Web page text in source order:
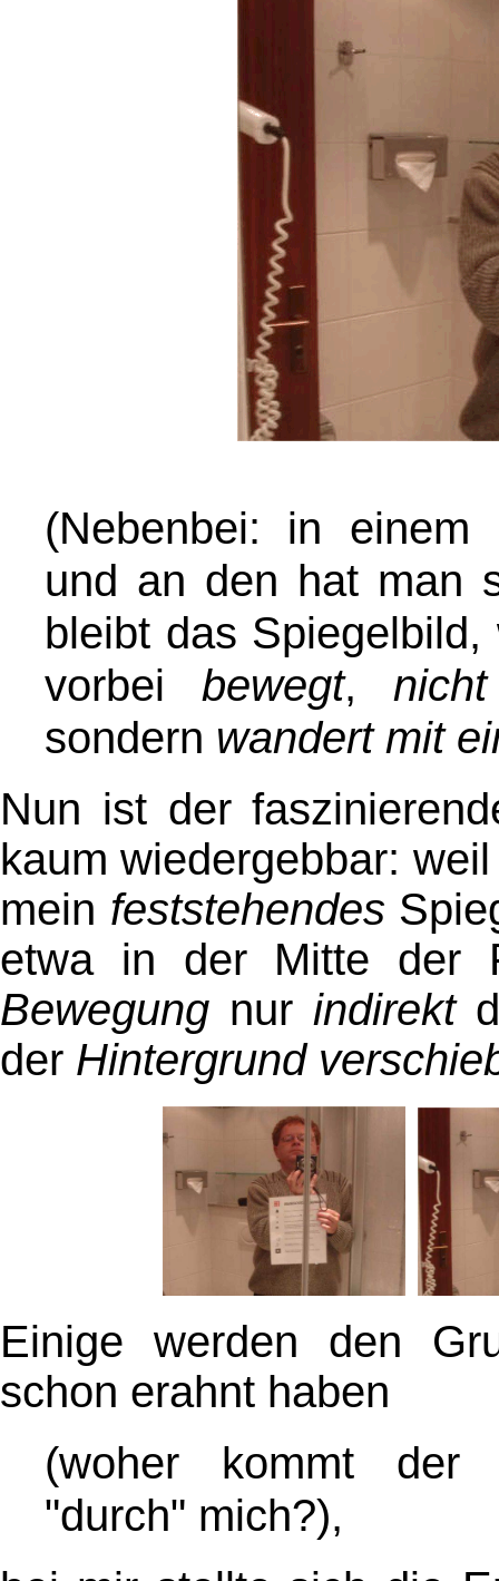
(Nebenbei: in
und an den hat man
bleibt das
vorbeibewegt, nicht
sondern wandert mit
Nun ist der
kaum wiedergebbar:
mein feststehendes
etwa in der Mitte der
Bewegung nur indirekt
der Hintergrund
Einige werden den
schon erahnt haben
(woher kommt der
"durch" mich?),